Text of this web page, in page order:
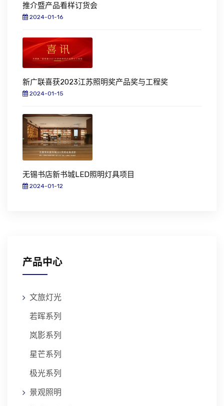
推介暨产品看样订货会
2024-01-16
新广联喜获2023江苏照明奖产品奖与工程奖
2024-01-15
无锡书店新书城LED照明灯具项目
2024-01-12
产品中心
文旅灯光
若晖系列
岚影系列
星芒系列
极光系列
景观照明